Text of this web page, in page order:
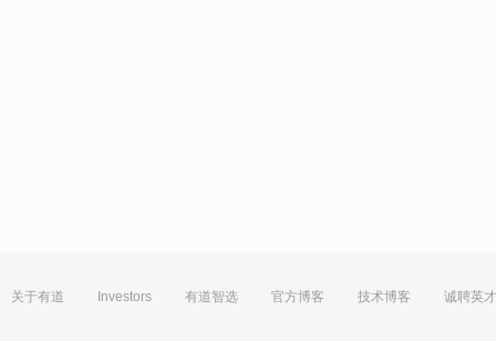
关于有道 Investors 有道智选 官方博客 技术博客 诚聘英才